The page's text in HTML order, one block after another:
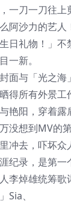
一刀一刀往
阿沙力的艺
日礼物！」
一新。
面与「光之
得所有外景
艳阳，穿着
没想到MV的
冲去，吓坏
纪录，是第一
李焯雄统筹歌
Sia、